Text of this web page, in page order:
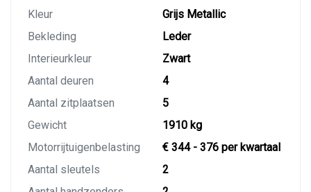
Kleur
Grijs Metallic
Bekleding
Leder
Interieurkleur
Zwart
Aantal deuren
4
Aantal zitplaatsen
5
Gewicht
1910 kg
Motorrijtuigenbelasting
€ 344 - 376 per kwartaal
Aantal sleutels
2